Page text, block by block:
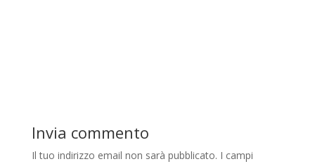
Invia commento
Il tuo indirizzo email non sarà pubblicato. I campi